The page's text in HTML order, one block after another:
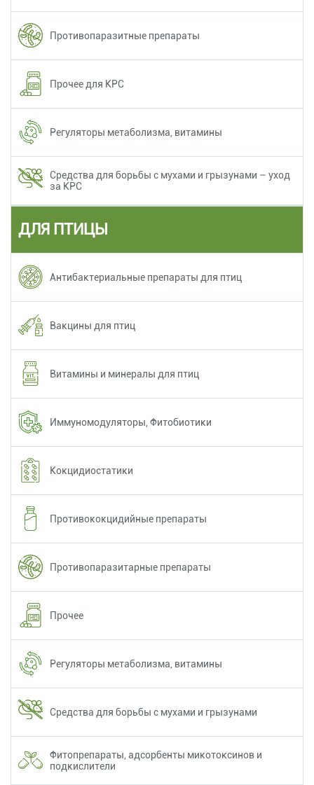
Противопаразитные препараты
Прочее для КРС
Регуляторы метаболизма, витамины
Средства для борьбы с мухами и грызунами – уход
за КРС
ДЛЯ ПТИЦЫ
Антибактериальные препараты для птиц
Вакцины для птиц
Витамины и минералы для птиц
Иммуномодуляторы, Фитобиотики
Кокцидиостатики
Противококцидийные препараты
Противопаразитарные препараты
Прочее
Регуляторы метаболизма, витамины
Средства для борьбы с мухами и грызунами
Фитопрепараты, адсорбенты микотоксинов и
подкислители